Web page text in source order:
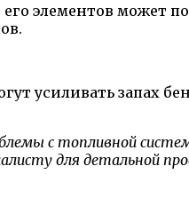
элементов может
усиливать запах
с топливной
для детальной